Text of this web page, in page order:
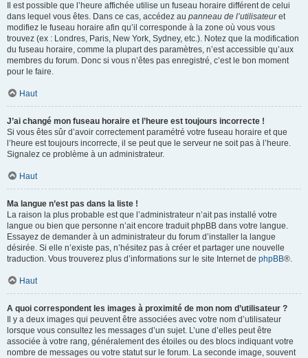
Il est possible que l’heure affichée utilise un fuseau horaire différent de celui
dans lequel vous êtes. Dans ce cas, accédez au panneau de l’utilisateuret
modifiez le fuseau horaire afin qu’il corresponde à la zone où vous vous
trouvez (ex : Londres, Paris, New York, Sydney, etc.). Notez que la modification
du fuseau horaire, comme la plupart des paramètres, n’est accessible qu’aux
membres du forum. Donc si vous n’êtes pas enregistré, c’est le bon moment
pour le faire.
Haut
J’ai changé mon fuseau horaire et l’heure est toujours incorrecte !
Si vous êtes sûr d’avoir correctement paramétré votre fuseau horaire et que
l’heure est toujours incorrecte, il se peut que le serveur ne soit pas à l’heure.
Signalez ce problème à un administrateur.
Haut
Ma langue n’est pas dans la liste !
La raison la plus probable est que l’administrateur n’ait pas installé votre
langue ou bien que personne n’ait encore traduit phpBB dans votre langue.
Essayez de demander à un administrateur du forum d’installer la langue
désirée. Si elle n’existe pas, n’hésitez pas à créer et partager une nouvelle
traduction. Vous trouverez plus d’informations sur le site Internet de phpBB®.
Haut
A quoi correspondent les images à proximité de mon nom d’utilisateur ?
Il y a deux images qui peuvent être associées avec votre nom d’utilisateur
lorsque vous consultez les messages d’un sujet. L’une d’elles peut être
associée à votre rang, généralement des étoiles ou des blocs indiquant votre
nombre de messages ou votre statut sur le forum. La seconde image, souvent